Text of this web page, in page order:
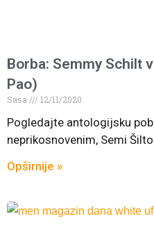
Borba: Semmy Schilt
Pao)
Sasa 12/11/2020
Pogledajte antologijsku
neprikosnovenim, Semi
Opširnije »